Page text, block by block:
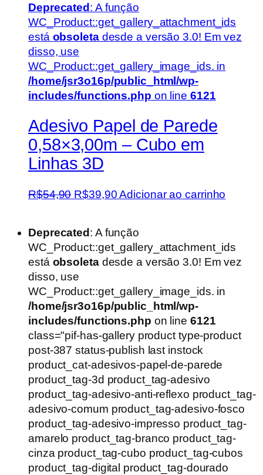
Deprecated: A função
WC_Product::get_gallery_attachment_ids
está obsoletadesde a versão 3.0! Em vez
disso, use
WC_Product::get_gallery_image_ids. in
/home/jsr3o16p/public_html/wp-
includes/functions.php on line 6121
Adesivo Papel de Parede
0,58×3,00m – Cubo em
Linhas 3D
R$54,90 O
era:
R$54,90.
R$39,90O
é:
R$39,90.
Adicionar ao carrinho
Deprecated : A função
WC_Product::get_gallery_attachment_ids
está obsoletadesde a versão 3.0! Em vez
disso, use
WC_Product::get_gallery_image_ids. in
/home/jsr3o16p/public_html/wp-
includes/functions.php on line 6121
class="pif-has-gallery product type-product
post-387 status-publish last instock
product_cat-adesivos-papel-de-parede
product_tag-3d product_tag-adesivo
product_tag-adesivo-anti-reflexo product_tag-
adesivo-comum product_tag-adesivo-fosco
product_tag-adesivo-impresso product_tag-
amarelo product_tag-branco product_tag-
cinza product_tag-cubo product_tag-cubos
product_tag-digital product_tag-dourado